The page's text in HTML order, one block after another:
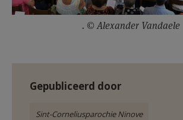
. © Alexander Vandaele
Gepubliceerd door
Sint-Corneliusparochie Ninove